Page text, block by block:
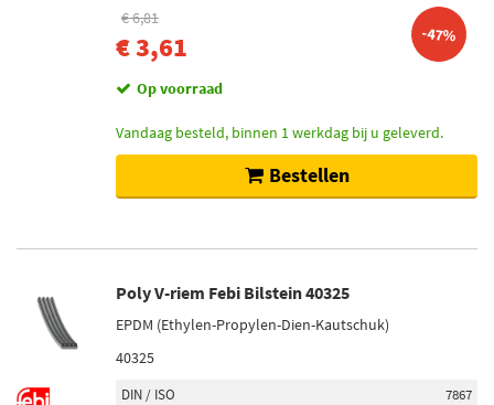
€ 6,81
€ 3,61 -47%
Op voorraad
Vandaag besteld, binnen 1 werkdag bij u geleverd.
Bestellen
Poly V-riem Febi Bilstein 40325
EPDM (Ethylen-Propylen-Dien-Kautschuk)
40325
DIN / ISO
7867